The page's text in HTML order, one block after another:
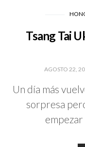
Tsang Tai
AGOSTO 22,
Un día más
sorpresa